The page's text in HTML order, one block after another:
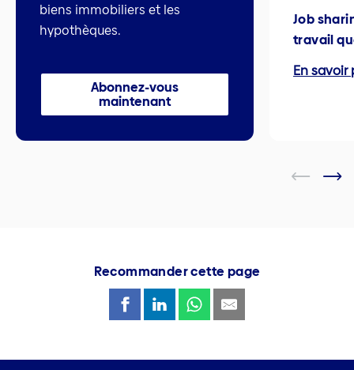
biens immobiliers et les
hypothèques.
Abonnez-vous
maintenant
Job
travail
En savoir
Recommander cette page